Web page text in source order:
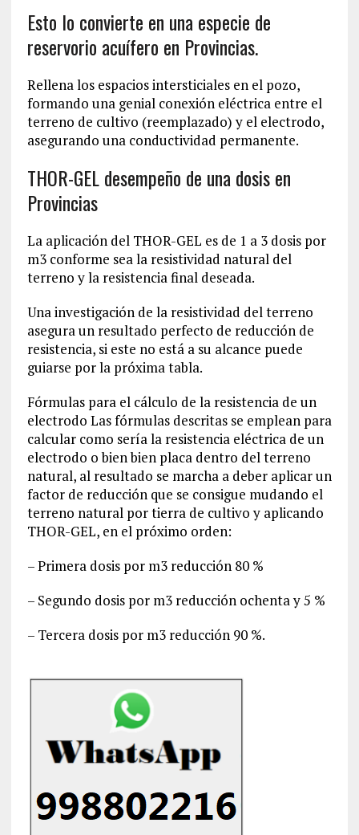
Esto lo convierte en una especie de
reservorio acuífero en Provincias.
Rellena los espacios intersticiales en el pozo,
formando una genial conexión eléctrica entre el
terreno de cultivo (reemplazado) y el electrodo,
asegurando una conductividad permanente.
THOR-GEL desempeño de una dosis en
Provincias
La aplicación del THOR-GEL es de 1 a 3 dosis por
m3 conforme sea la resistividad natural del
terreno y la resistencia final deseada.
Una investigación de la resistividad del terreno
asegura un resultado perfecto de reducción de
resistencia, si este no está a su alcance puede
guiarse por la próxima tabla.
Fórmulas para el cálculo de la resistencia de un
electrodo Las fórmulas descritas se emplean para
calcular como sería la resistencia eléctrica de un
electrodo o bien bien placa dentro del terreno
natural, al resultado se marcha a deber aplicar un
factor de reducción que se consigue mudando el
terreno natural por tierra de cultivo y aplicando
THOR-GEL, en el próximo orden:
– Primera dosis por m3 reducción 80 %
– Segundo dosis por m3 reducción ochenta y 5 %
– Tercera dosis por m3 reducción 90 %.